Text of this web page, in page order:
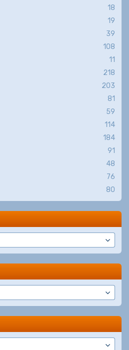
18
19
39
108
11
218
203
81
59
114
184
91
48
76
80